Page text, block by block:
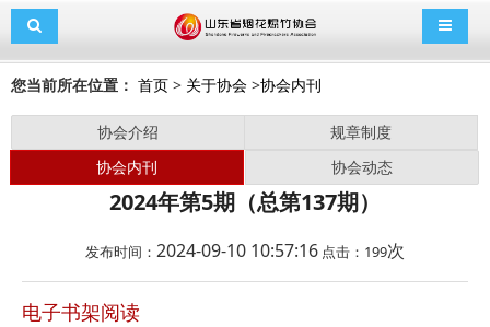
导航切换 导航切
您当前所在位置： 首页 > 关于协会 >协会内刊
协会介绍
规章制度
协会内刊
协会动态
2024年第5期（总第137期）
发布时间： 2024-09-10 10:57:16 点击： 199次
电子书架阅读